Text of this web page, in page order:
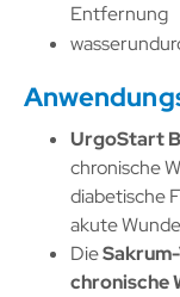
Entfernung
UrgoStart
chronische
diabetische
akute
Die
chronische